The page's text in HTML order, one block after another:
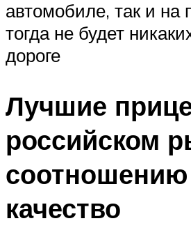
автомобиле, так и на
тогда не будет
дороге
Лучшие
российском
качество